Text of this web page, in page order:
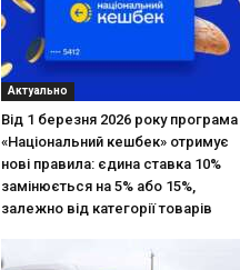
Актуально
Від 1 березня 2026 року програма
«Національний кешбек» отримує
нові правила: єдина ставка 10%
замінюється на 5% або 15%,
залежно від категорії товарів